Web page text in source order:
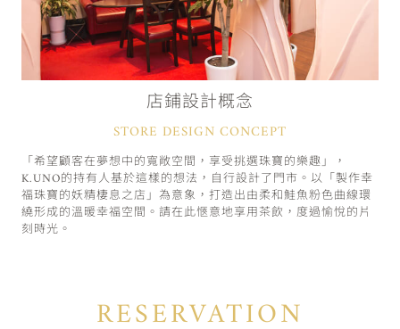
店鋪設計概念
STORE DESIGN CONCEPT
「希望顧客在夢想中的寬敞空間，享受挑選珠寶的樂趣」，
K.UNO的持有人基於這樣的想法，自行設計了門市。以「製作幸
福珠寶的妖精棲息之店」為意象，打造出由柔和鮭魚粉色曲線環
繞形成的溫暖幸福空間。請在此愜意地享用茶飲，度過愉悅的片
刻時光。
RESERVATION